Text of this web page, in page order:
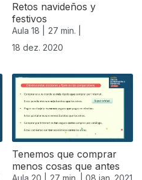
Retos navideños y
festivos
Aula 18 |
27 min. |
18 dez. 2020
Tenemos que comprar
menos cosas que antes
Aula 20 | 27 min. | 08 jan. 2021